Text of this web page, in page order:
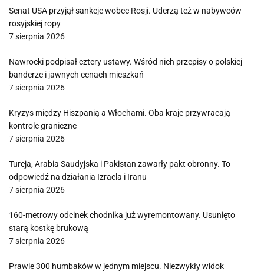
Senat USA przyjął sankcje wobec Rosji. Uderzą też w nabywców
rosyjskiej ropy
7 sierpnia 2026
Nawrocki podpisał cztery ustawy. Wśród nich przepisy o polskiej
banderze i jawnych cenach mieszkań
7 sierpnia 2026
Kryzys między Hiszpanią a Włochami. Oba kraje przywracają
kontrole graniczne
7 sierpnia 2026
Turcja, Arabia Saudyjska i Pakistan zawarły pakt obronny. To
odpowiedź na działania Izraela i Iranu
7 sierpnia 2026
160-metrowy odcinek chodnika już wyremontowany. Usunięto
starą kostkę brukową
7 sierpnia 2026
Prawie 300 humbaków w jednym miejscu. Niezwykły widok